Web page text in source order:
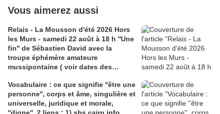
Vous aimerez aussi
Relais - La Mousson d'été 2026 Hors
les Murs - samedi 22 août à 18 h ''Une
fin'' de Sébastien David avec la
troupe éphémère amateure
mussipontaine ( voir dates des
dramaturgie Lola Molina à l’Espace
Saint-Laurent, Pont-à-Mousson 2
liens : 1) lien meec.org; 2)
Vocabulaire : ce que signifie ''être une
personne'', corps et âme, singulière et
universelle, juridique et morale,